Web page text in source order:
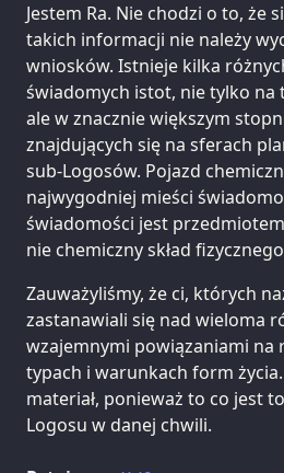
Jestem Ra. Nie chodzi o to, że
takich informacji nie należy
wniosków. Istnieje kilka
świadomych istot, nie tylko na
ale w znacznie większym
znajdujących się na sferach
sub-Logosów. Pojazd
najwygodniej mieści
świadomości jest
nie chemiczny skład
Zauważyliśmy, że ci, których
zastanawiali się nad wieloma
wzajemnymi powiązaniami na
typach i warunkach form
materiał, ponieważ to co jest
Logosu w danej chwili.